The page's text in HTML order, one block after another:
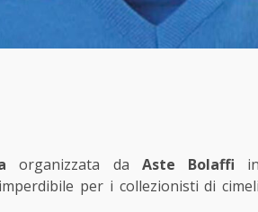
organizzata da Aste Bolaffi in
per i collezionisti di cimeli